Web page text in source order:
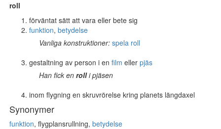
roll
förväntat sätt att vara eller bete sig
funktion, betydelse
Vanliga konstruktioner: spela roll
gestaltning av person i en film eller pjäs
Han fick en rolli pjäsen
inom flygning en skruvrörelse kring planets längdaxel
Synonymer
funktion, flygplansrullning, betydelse